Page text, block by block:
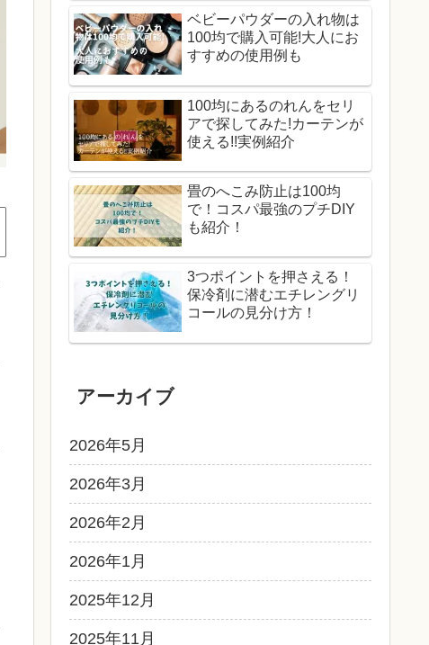
ベビーパウダーの入れ物は
100均で購入可能!大人にお
すすめの使用例も
100均にあるのれんをセリ
アで探してみた!カーテンが
使える!!実例紹介
畳のへこみ防止は100均
で！コスパ最強のプチDIY
も紹介！
3つポイントを押さえる！
保冷剤に潜むエチレングリ
コールの見分け方！
アーカイブ
2026年5月
2026年3月
2026年2月
2026年1月
2025年12月
2025年11月